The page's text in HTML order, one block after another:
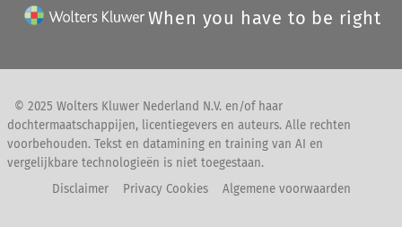
When you have to be right
© 2025 Wolters Kluwer Nederland N.V. en/of haar
dochtermaatschappijen, licentiegevers en auteurs. Alle rechten
voorbehouden. Tekst en datamining en training van AI en
vergelijkbare technologieën is niet toegestaan.
Disclaimer
Privacy Cookies Algemene voorwaarden